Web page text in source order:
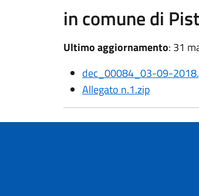
in comune di
Ultimo aggiornamento: 31
dec_00084_03-09-
Allegato n.1.zip